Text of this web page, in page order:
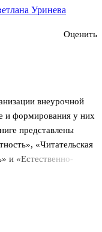
внеурочной
и формирования у них
представлены
«Читательская
и «Естественно-
задания разных
Уринева
Оценить